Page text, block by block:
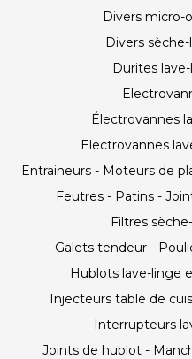
Divers micro-
Divers sèche-
Durites
Électrovannes
Electrovannes
Entraineurs - Moteurs de
Feutres - Patins -
Filtres
Galets tendeur -
Hublots lave-linge
Injecteurs table de
Interrupteurs
Joints de hublot -